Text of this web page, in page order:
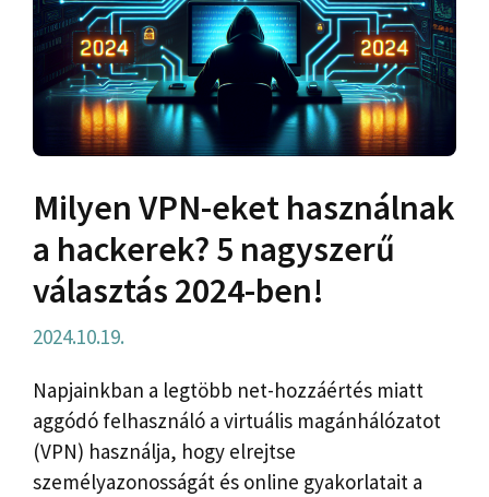
Milyen VPN-eket használnak
a hackerek? 5 nagyszerű
választás 2024-ben!
2024.10.19.
Napjainkban a legtöbb net-hozzáértés miatt
aggódó felhasználó a virtuális magánhálózatot
(VPN) használja, hogy elrejtse
személyazonosságát és online gyakorlatait a